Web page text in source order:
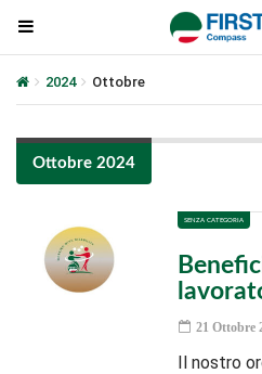
2024 Ottobre
Ottobre 2024
SENZA CATEGORIA
21 Ottobre
Il nostro